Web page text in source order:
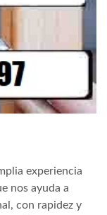
experiencia
nos ayuda a
con rapidez y